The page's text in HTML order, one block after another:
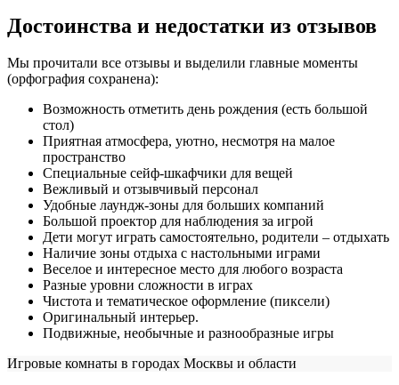
Достоинства и недостатки из отзывов
Мы прочитали все отзывы и выделили главные моменты
(орфография сохранена):
Возможность отметить день рождения (есть большой
стол)
Приятная атмосфера, уютно, несмотря на малое
пространство
Специальные сейф-шкафчики для вещей
Вежливый и отзывчивый персонал
Удобные лаундж-зоны для больших компаний
Большой проектор для наблюдения за игрой
Дети могут играть самостоятельно, родители – отдыхать
Наличие зоны отдыха с настольными играми
Веселое и интересное место для любого возраста
Разные уровни сложности в играх
Чистота и тематическое оформление (пиксели)
Оригинальный интерьер.
Подвижные, необычные и разнообразные игры
Игровые комнаты в городах Москвы и области